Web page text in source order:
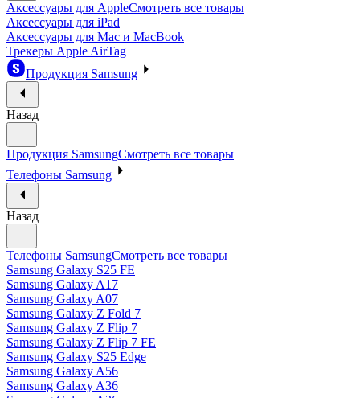
Аксессуары для AppleСмотреть все товары
Аксессуары для iPad
Аксессуары для Mac и MacBook
Трекеры Apple AirTag
Продукция Samsung
Назад
Продукция SamsungСмотреть все товары
Телефоны Samsung
Назад
Телефоны SamsungСмотреть все товары
Samsung Galaxy S25 FE
Samsung Galaxy A17
Samsung Galaxy A07
Samsung Galaxy Z Fold 7
Samsung Galaxy Z Flip 7
Samsung Galaxy Z Flip 7 FE
Samsung Galaxy S25 Edge
Samsung Galaxy A56
Samsung Galaxy A36